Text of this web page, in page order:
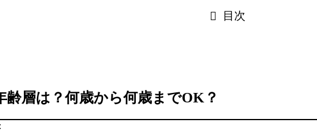
目次
齢層は？何歳から何歳までOK？
：